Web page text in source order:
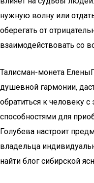
нужную волну или
оберегать от
взаимодействовать со
Талисман-монета
душевной гармонии,
обратиться к человеку
способностями для
Голубева настроит
владельца
найти блог сибирской